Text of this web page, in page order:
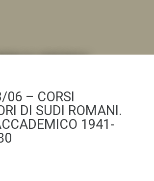
– CORSI
DI SUDI ROMANI.
1941-